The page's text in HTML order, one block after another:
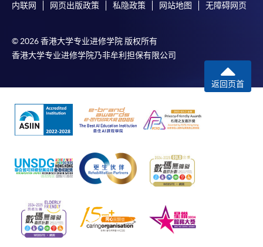
内联网 网页出版政策 私隐政策 网站地图 无障碍网页
© 2026 香港大学专业进修学院 版权所有
香港大学专业进修学院乃非牟利担保有限公司
返回页首